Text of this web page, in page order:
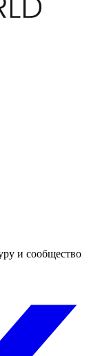
и сообщество